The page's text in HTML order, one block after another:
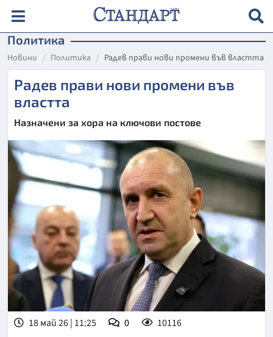
Политика
Новини Политика Радев прави нови промени във властта
Радев прави нови промени във
властта
Назначени за хора на ключови постове
18 май 26 | 11:25 0 10116